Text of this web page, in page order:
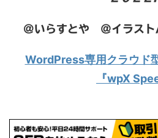
2022年8月8日
＠CAPCOM（ライズ・サンブレイク） キャラクター紹介初め
『乙り女子ハンター』 事、きゃんと言います。ハンター履歴
な感じの構成になっていま...
@いらすとや ＠イラス
WordPress専用クラウド
『wpX